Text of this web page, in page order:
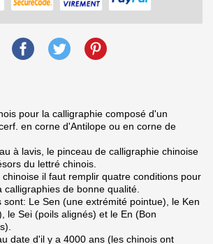
pour la calligraphie composé d'un
en corne d'Antilope ou en corne de
à lavis, le pinceau de calligraphie chinoise
du lettré chinois.
il faut remplir quatre conditions pour
de bonne qualité.
Le Sen (une extrémité pointue), le Ken
le Sei (poils alignés) et le En (Bon
date d'il y a 4000 ans (les chinois ont